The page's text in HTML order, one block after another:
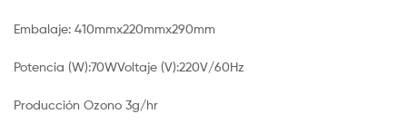
Embalaje: 410mmx220mmx290mm
Potencia (W):70WVoltaje (V):220V/60Hz
Producción Ozono 3g/hr